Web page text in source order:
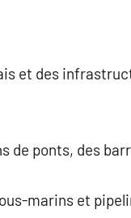
et des
de ponts, des
marins et